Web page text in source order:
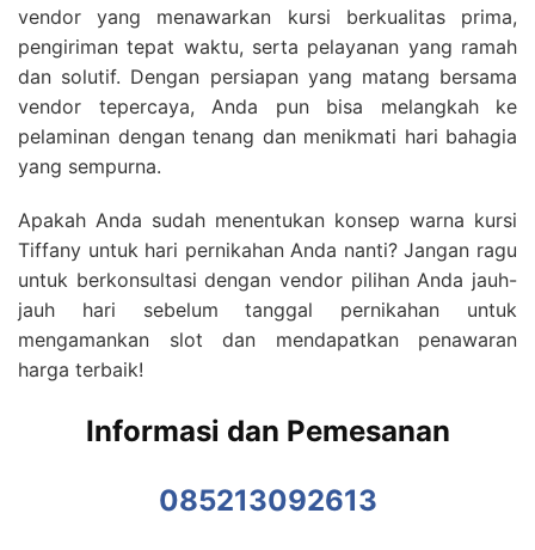
vendor yang menawarkan kursi berkualitas prima,
pengiriman tepat waktu, serta pelayanan yang ramah
dan solutif. Dengan persiapan yang matang bersama
vendor tepercaya, Anda pun bisa melangkah ke
pelaminan dengan tenang dan menikmati hari bahagia
yang sempurna.
Apakah Anda sudah menentukan konsep warna kursi
Tiffany untuk hari pernikahan Anda nanti? Jangan ragu
untuk berkonsultasi dengan vendor pilihan Anda jauh-
jauh hari sebelum tanggal pernikahan untuk
mengamankan slot dan mendapatkan penawaran
harga terbaik!
Informasi dan Pemesanan
085213092613